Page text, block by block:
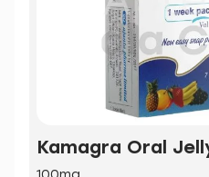
Kamagra Oral